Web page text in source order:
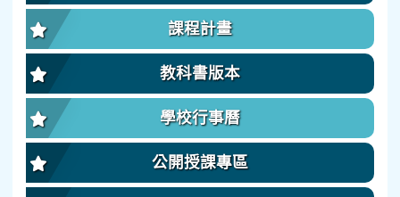
課程計畫
教科書版本
學校行事曆
公開授課專區